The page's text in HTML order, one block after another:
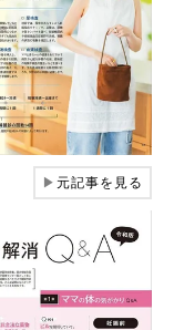
▶元記事を見る